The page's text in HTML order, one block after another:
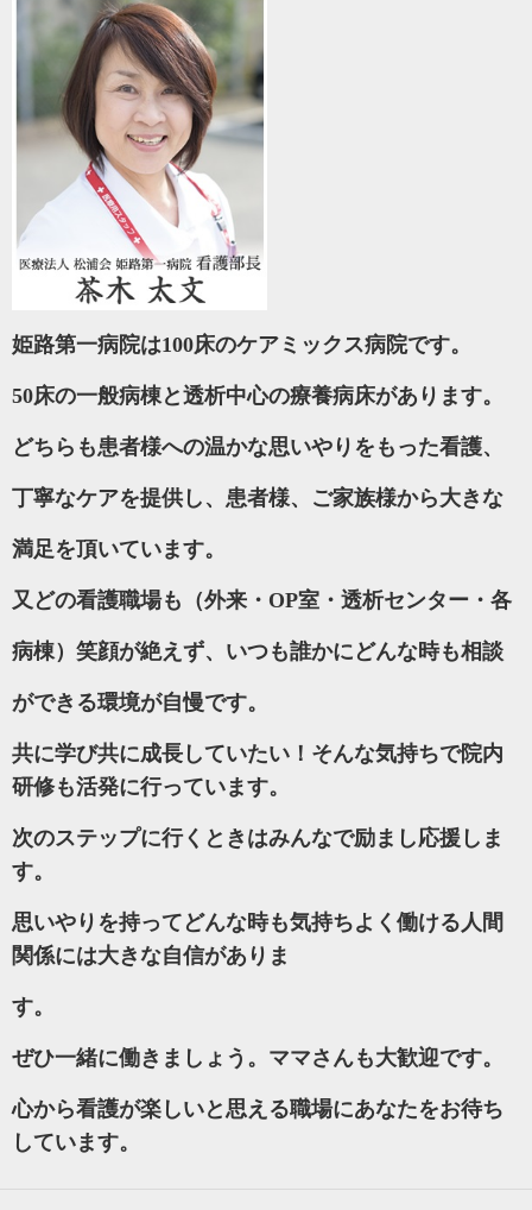
姫路第一病院は100床のケアミックス病院です。
50床の一般病棟と透析中心の療養病床があります。
どちらも患者様への温かな思いやりをもった看護、
丁寧なケアを提供し、患者様、ご家族様から大きな
満足を頂いています。
又どの看護職場も（外来・ OP室・透析センター・各
病棟）笑顔が絶えず、いつも誰かにどんな時も相談
ができる環境が自慢です。
共に学び共に成長していたい！そんな気持ちで院内
研修も活発に行っています。
次のステップに行くときはみんなで励まし応援しま
す。
思いやりを持ってどんな時も気持ちよく働ける人間
関係には大きな自信がありま
す。
ぜひ一緒に働きましょう。ママさんも大歓迎です。
心から看護が楽しいと思える職場にあなたをお待ち
しています。